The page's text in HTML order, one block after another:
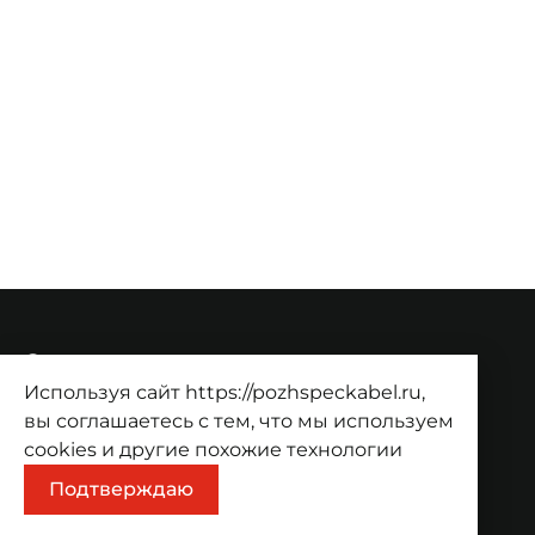
О компании
О компании Проекты Контакты
Продукция
Каталог Корзина
Используя сайт https://pozhspeckabel.ru,
вы соглашаетесь с тем, что мы используем
cookies и другие похожие технологии
Подтверждаю